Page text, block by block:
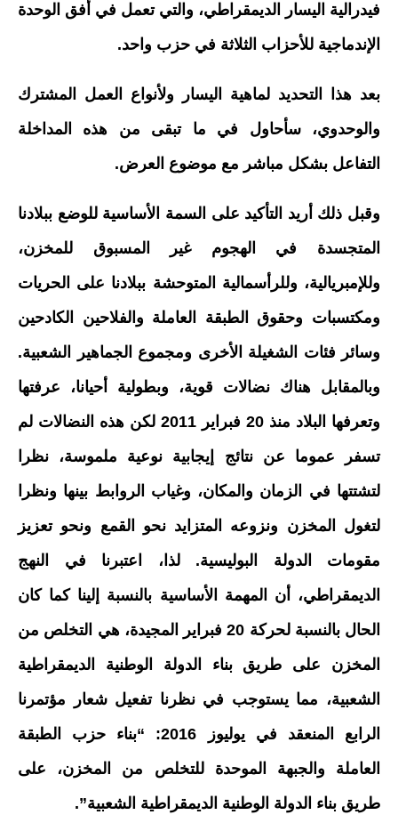
فيدرالية اليسار الديمقراطي، والتي تعمل في أفق الوحدة
الإندماجية للأحزاب الثلاثة في حزب واحد.
بعد هذا التحديد لماهية اليسار ولأنواع العمل المشترك
والوحدوي، سأحاول في ما تبقى من هذه المداخلة
التفاعل بشكل مباشر مع موضوع العرض.
وقبل ذلك أريد التأكيد على السمة الأساسية للوضع ببلادنا
المتجسدة في الهجوم غير المسبوق للمخزن،
وللإمبريالية، وللرأسمالية المتوحشة ببلادنا على الحريات
ومكتسبات وحقوق الطبقة العاملة والفلاحين الكادحين
وسائر فئات الشغيلة الأخرى ومجموع الجماهير الشعبية.
وبالمقابل هناك نضالات قوية، وبطولية أحيانا، عرفتها
وتعرفها البلاد منذ 20 فبراير 2011 لكن هذه النضالات لم
تسفر عموما عن نتائج إيجابية نوعية ملموسة، نظرا
لتشتتها في الزمان والمكان، وغياب الروابط بينها ونظرا
لتغول المخزن ونزوعه المتزايد نحو القمع ونحو تعزيز
مقومات الدولة البوليسية. لذا، اعتبرنا في النهج
الديمقراطي، أن المهمة الأساسية بالنسبة إلينا كما كان
الحال بالنسبة لحركة 20 فبراير المجيدة، هي التخلص من
المخزن على طريق بناء الدولة الوطنية الديمقراطية
الشعبية، مما يستوجب في نظرنا تفعيل شعار مؤتمرنا
الرابع المنعقد في يوليوز 2016: “بناء حزب الطبقة
العاملة والجبهة الموحدة للتخلص من المخزن، على
طريق بناء الدولة الوطنية الديمقراطية الشعبية”.